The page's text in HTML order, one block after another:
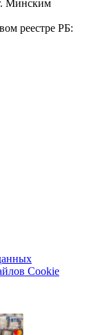
Минским
реестре РБ:
Cookie